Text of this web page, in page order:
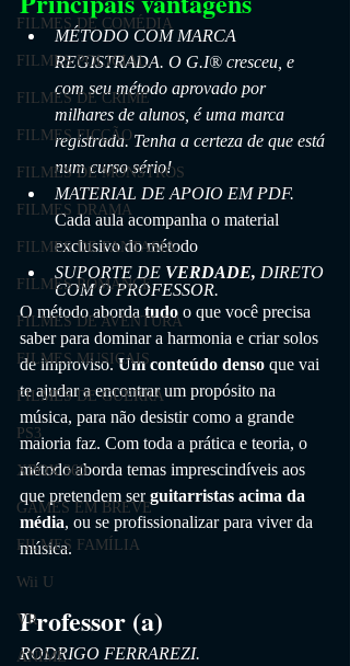
FILMES DE COMÉDIA
FILMES POLICIAL
FILMES DE CRIME
FILMES FICÇÃO
FILMES DE MONSTROS
FILMES DRAMA
FILMES DE FANTASIA
FILMES ROMANCE
FILMES DE AVENTURA
FILMES MUSICAIS
FILMES DE GUERRA
PS3
XBOX 360
GAMES EM BREVE
FILMES FAMÍLIA
Wii U
VR
ANIME
MÉTODO COM MARCA
REGISTRADA. O G.I® cresceu, e
com seu método aprovado por
milhares de alunos, é uma marca
registrada. Tenha a certeza de que está
num curso sério!
MATERIAL DE APOIO EM PDF.
Cada aula acompanha o material
exclusivo do método
SUPORTE DE VERDADE, DIRETO
COM O PROFESSOR.
O método aborda tudo o que você precisa
saber para dominar a harmonia e criar solos
de improviso. Um conteúdo denso que vai
te ajudar a encontrar um propósito na
música, para não desistir como a grande
maioria faz. Com toda a prática e teoria, o
método aborda temas imprescindíveis aos
que pretendem ser guitarristas acima da
média, ou se profissionalizar para viver da
música.
Professor (a)
RODRIGO FERRAREZI.